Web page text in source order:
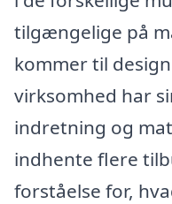
tilgængelige på
kommer til
virksomhed har
indretning og
indhente flere
forståelse for,